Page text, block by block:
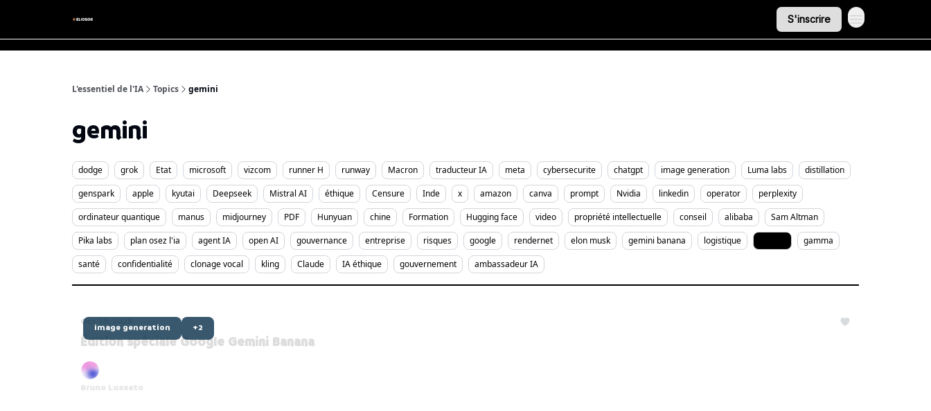
S'inscrire
L'essentiel de l'IA Topics gemini
gemini
dodge grok Etat microsoft vizcom runner H runway Macron traducteur IA meta cybersecurite chatgpt image generation Luma labs
distillation
genspark
apple kyutai Deepseek Mistral AI éthique Censure Inde x amazon canva prompt Nvidia linkedin operator
perplexity
ordinateur quantique
manus midjourney PDF Hunyuan chine Formation Hugging face video propriété intellectuelle conseil alibaba
Sam Altman
Pika labs
plan osez l'ia agent IA open AI gouvernance entreprise risques google rendernet elon musk gemini banana logistique
gamma
santé
confidentialité clonage vocal kling Claude IA éthique gouvernement ambassadeur IA
image generation +2
Oct 29, 2025
Édition spéciale Google Gemini Banana